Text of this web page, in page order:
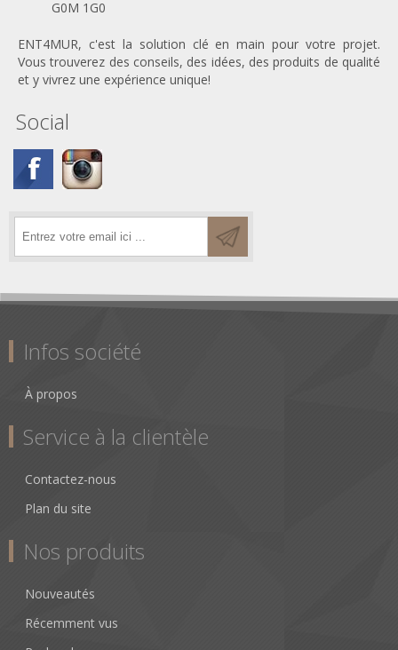
G0M 1G0
ENT4MUR, c'est la solution clé en main pour votre projet.
Vous trouverez des conseils, des idées, des produits de qualité
et y vivrez une expérience unique!
Social
Infos société
À propos
Service à la clientèle
Contactez-nous
Plan du site
Nos produits
Nouveautés
Récemment vus